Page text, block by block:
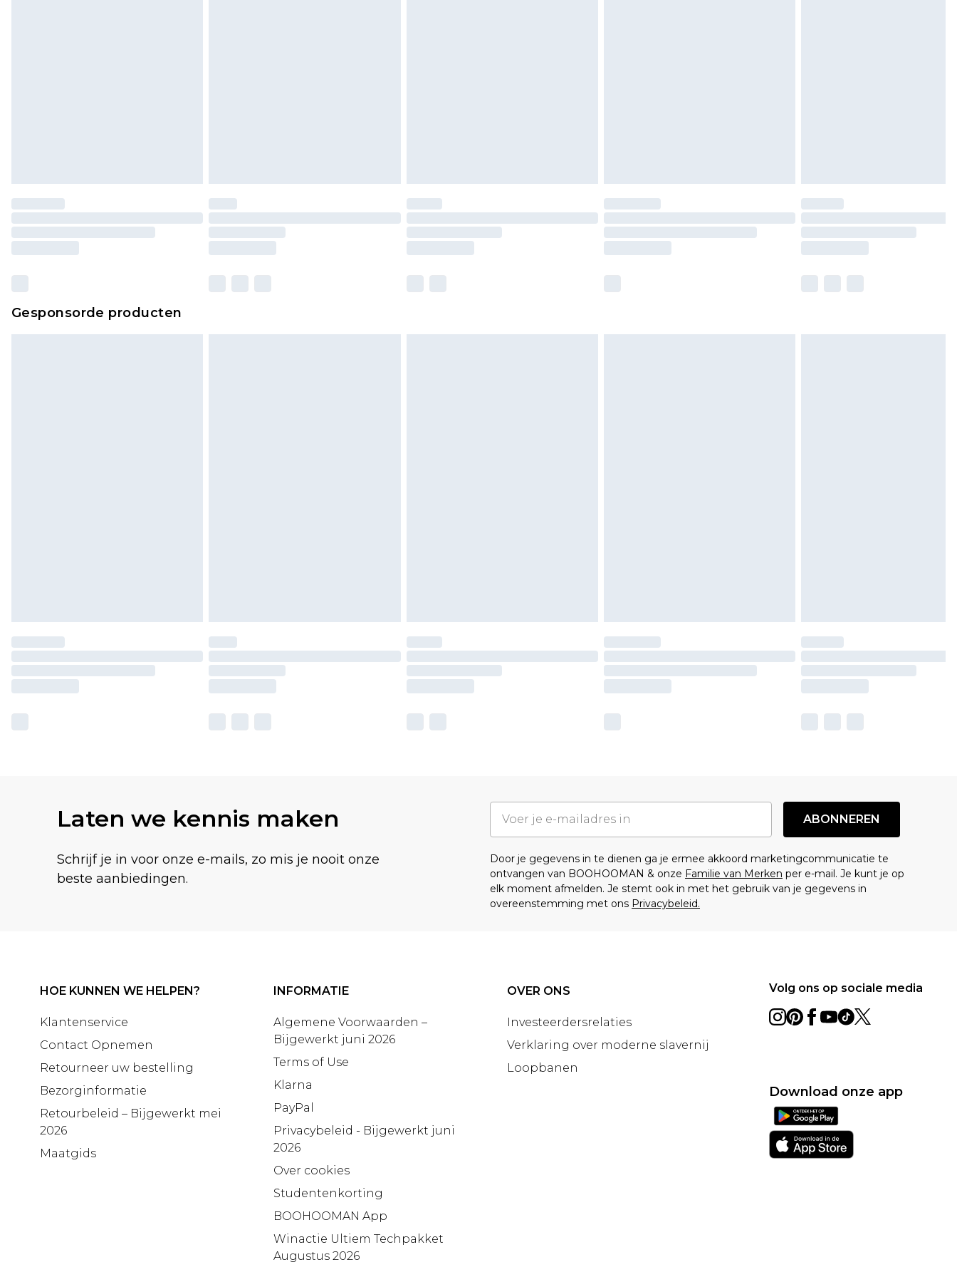
Gesponsorde producten
Laten we kennis maken
Schrijf je in voor onze e-mails, zo mis je nooit onze
beste aanbiedingen.
ABONNEREN
Door je gegevens in te dienen ga je ermee akkoord marketingcommunicatie te
ontvangen van BOOHOOMAN & onze Familie van Merken per e-mail. Je kunt je op
elk moment afmelden. Je stemt ook in met het gebruik van je gegevens in
overeenstemming met ons Privacybeleid.
HOE KUNNEN WE HELPEN?
Klantenservice
Contact Opnemen
Retourneer uw bestelling
Bezorginformatie
Retourbeleid – Bijgewerkt mei
2026
Maatgids
INFORMATIE
Algemene Voorwaarden –
Bijgewerkt juni 2026
Terms of Use
Klarna
PayPal
Privacybeleid - Bijgewerkt juni
2026
Over cookies
Studentenkorting
BOOHOOMAN App
Winactie Ultiem Techpakket
Augustus 2026
OVER ONS
Investeerdersrelaties
Verklaring over moderne slavernij
Loopbanen
Volg ons op sociale media
Download onze app